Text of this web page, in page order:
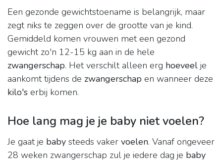
Een gezonde gewichtstoename is belangrijk, maar
zegt niks te zeggen over de grootte van je kind.
Gemiddeld komen vrouwen met een gezond
gewicht zo'n 12-15 kg aan in de hele
zwangerschap. Het verschilt alleen erg hoeveel je
aankomt tijdens de zwangerschap en wanneer deze
kilo's erbij komen.
Hoe lang mag je je baby niet voelen?
Je gaat je baby steeds vaker voelen. Vanaf ongeveer
28 weken zwangerschap zul je iedere dag je baby